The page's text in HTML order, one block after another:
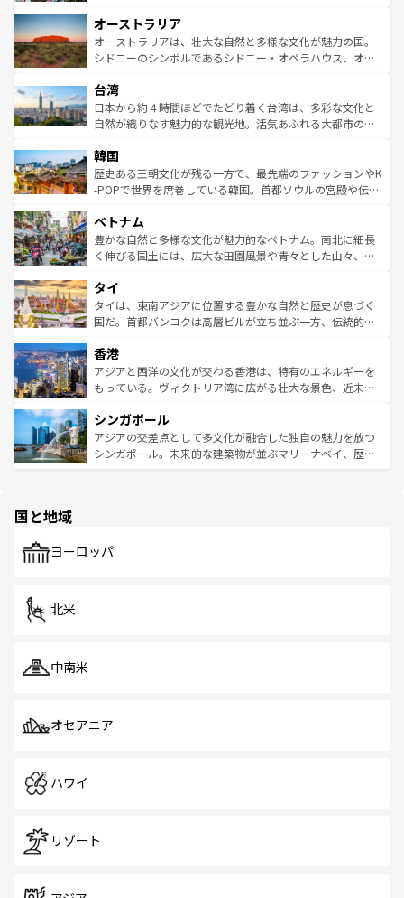
部のニューオーリンズでは、音楽と美食が融合した独特の
文化が魅力。旅行者はアメリカの各地域で異なる魅力を楽
しみながら、その多様性と豊かな歴史を感じることができ
ならではの贅沢な旅のスタイルだ。 なお、新着のアメリカ
情報はコンテンツ一覧を参照してほしい。
ワイ島は見逃せない。また、定番の観光地といえばオアフ
島だが、静かな自然を求めるならマウイ島やカウアイ島が
おすすめ。エメラルドグリーンに輝く海をはじめ、豊かな
れるおもてなしの心で訪れる人々を迎えてくれるハワイの
人々、おいしいローカルフードやハワイアンミュージッ
ク、伝統的なフラダンスなど、すべてがハワイの魅力を彩
ワイを、存分に味わってほしい。 なお、新着のハワイ情報
はコンテンツ一覧を参照してほしい。
オーストラリア
オーストラリアは、壮大な自然と多様な文化が魅力の国。
シドニーのシンボルであるシドニー・オペラハウス、オー
リアリーフや大陸中央部にそびえるウルル（エアーズロッ
ク）、タスマニアの美しい原生林やケアンズの熱帯雨林な
ど、見どころがたくさん。また、カフェやワイン、オージ
いる。アクティビティも充実しており、サーフィンやダイ
ビング、ハイキングなど、アウトドア好きにはたまらな
い。オーストラリアの多彩な魅力を存分に味わいつくそ
参照してほしい。
台湾
日本から約４時間ほどでたどり着く台湾は、多彩な文化と
自然が織りなす魅力的な観光地。活気あふれる大都市の台
ン）、静ひつな山岳地帯である台湾東部など、都市の喧騒
と山間の静けさが共存しており、訪れる人に新しい発見と
驚きをもたらしてくれる。また、奥深い台湾の食文化も魅
容にもいいと評判のスイーツなど、バラエティ豊かな料理
が味わえる。 なお、新着の台湾情報は コンテンツ一覧を参
照してほしい。
韓国
歴史ある王朝文化が残る一方で、最先端のファッションやK
-POPで世界を席巻している韓国。首都ソウルの宮殿や伝統
き、地方に足を延ばせば四季折々の自然美を楽しむことが
できる。そして、キムチや焼肉、絶品のストリートフード
まで、さまざまな韓国料理が待っている。夜には、韓国な
リティに包まれながら、韓国の多彩な魅力を心ゆくまで味
わってみてほしい。 なお、新着の韓国情報はコンテンツ一
覧を参照してほしい。
ベトナム
豊かな自然と多様な文化が魅力的なベトナム。南北に細長
く伸びる国土には、広大な田園風景や青々とした山々、世
急速な発展と共に伝統が息づく。ハノイの古い町並みやホ
ーチミン市のフランス統治時代の建物も、独特の雰囲気を
醸し出している。また、バラエティの豊かさとおいしさで
とつ。フォーやバインミー、ベトナムコーヒーなどは、ぜ
ひ現地で味わいたい。どの地域を訪れてもあたたかい人々
が旅行者を迎えてくれるので、きっと忘れられない旅にな
参照してほしい。
タイ
タイは、東南アジアに位置する豊かな自然と歴史が息づく
国だ。首都バンコクは高層ビルが立ち並ぶ一方、伝統的な
の活気が交差している。北部ではチェンマイなどの山岳地
帯で自然と触れ合い、南部ではプーケットやクラビの美し
いビーチでリゾート気分を楽しむことができる。タイ料理
激する。気候は一年中温暖で、どの季節にも異なる楽しみ
が待っている。親しみやすいタイの人々、仏教を中心とし
た文化、そして多様な観光資源が、訪れる旅人を魅了し続
香港
アジアと西洋の文化が交わる香港は、特有のエネルギーを
もっている。ヴィクトリア湾に広がる壮大な景色、近未来
み、どこを訪れても感動するはず。観光スポットが密集し
ており、効率よく見どころを回れるのも魅力。息をのむよ
うな絶景から文化的な体験まで、香港を存分に楽しみ尽く
シンガポール
アジアの交差点として多文化が融合した独自の魅力を放つ
シンガポール。未来的な建築物が並ぶマリーナベイ、歴史
で、ホーカーズは地元の風情を楽しめる外せないスポット
国と地域
ヨーロッパ
北米
中南米
オセアニア
ハワイ
リゾート